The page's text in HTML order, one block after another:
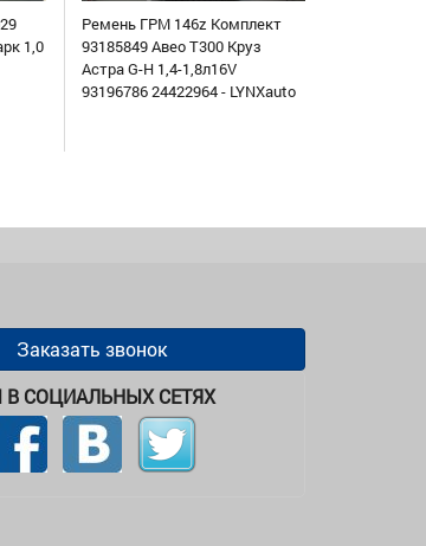
1,0
Ремень ГРМ 146z Комплект
93185849 Авео Т300 Круз
Астра G-H 1,4-1,8л16V
93196786 24422964 - LYNXauto
Заказать звонок
СОЦИАЛЬНЫХ СЕТЯХ